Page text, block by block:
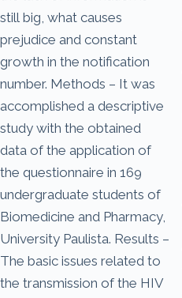
still big, what causes
prejudice and constant
growth in the notification
number. Methods – It was
accomplished a descriptive
study with the obtained
data of the application of
the questionnaire in 169
undergraduate students of
Biomedicine and Pharmacy,
University Paulista. Results –
The basic issues related to
the transmission of the HIV